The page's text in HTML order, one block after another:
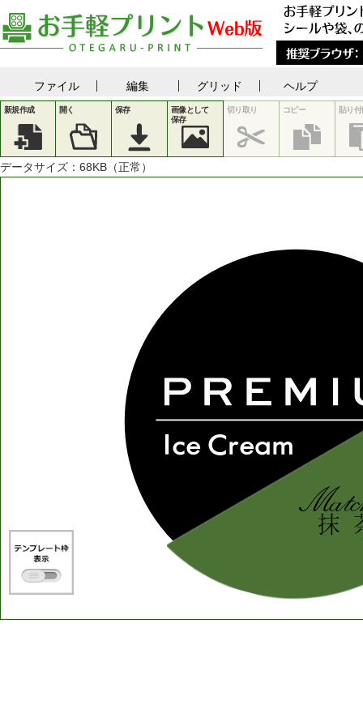
ファイル 編集 グリッド ヘルプ
新規作成 開く 保存
画像として
保存
切り取り コピー 貼り付
データサイズ： 68KB（正常）
Ice Cream
抹